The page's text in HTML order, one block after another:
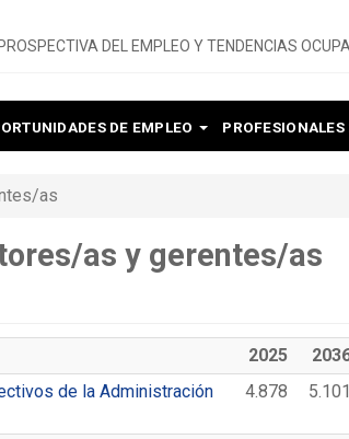
DEL EMPLEO Y TENDENCIAS
DE EMPLEO
as
as y gerentes/as
2025
de la Administración
4.878 5.101